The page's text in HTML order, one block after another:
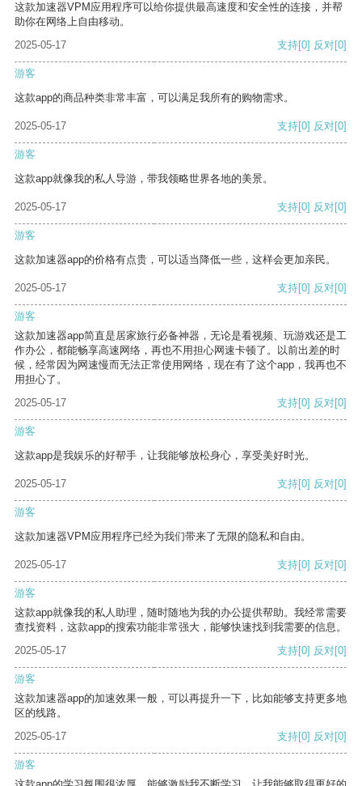
这款加速器VPM应用程序可以给你提供最高速度和安全性的连接，并帮
助你在网络上自由移动。
2025-05-17
支持[0] 反对[0]
游客
这款app的商品种类非常丰富，可以满足我所有的购物需求。
2025-05-17 支持[0] 反对[0]
游客
这款app就像我的私人导游，带我领略世界各地的美景。
2025-05-17 支持[0] 反对[0]
游客
这款加速器app的价格有点贵，可以适当降低一些，这样会更加亲民。
2025-05-17 支持[0] 反对[0]
游客
这款加速器app简直是居家旅行必备神器，无论是看视频、玩游戏还是工
作办公，都能畅享高速网络，再也不用担心网速卡顿了。以前出差的时
候，经常因为网速慢而无法正常使用网络，现在有了这个app，我再也不
用担心了。
2025-05-17
支持[0] 反对[0]
游客
这款app是我娱乐的好帮手，让我能够放松身心，享受美好时光。
2025-05-17 支持[0] 反对[0]
游客
这款加速器VPM应用程序已经为我们带来了无限的隐私和自由。
2025-05-17 支持[0] 反对[0]
游客
这款app就像我的私人助理，随时随地为我的办公提供帮助。我经常需要
查找资料，这款app的搜索功能非常强大，能够快速找到我需要的信息。
2025-05-17
支持[0] 反对[0]
游客
这款加速器app的加速效果一般，可以再提升一下，比如能够支持更多地
区的线路。
2025-05-17
支持[0] 反对[0]
游客